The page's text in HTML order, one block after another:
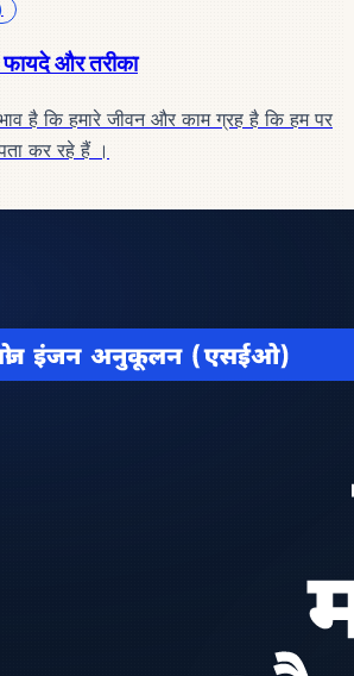
फायदे और तरीका
है कि हमारे जीवन और काम ग्रह है कि हम पर
कर रहे हैं ।